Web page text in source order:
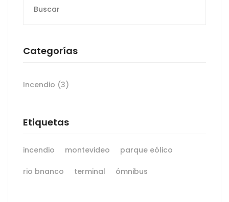
Categorías
Incendio (3)
Etiquetas
incendio montevideo parque eólico
rio bnanco terminal ómnibus